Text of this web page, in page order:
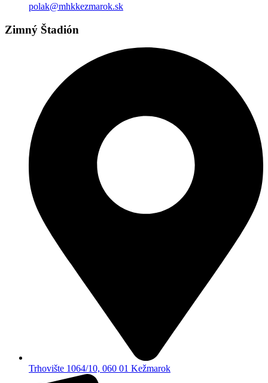
polak@mhkkezmarok.sk
Zimný Štadión
Trhovište 1064/10, 060 01 Kežmarok